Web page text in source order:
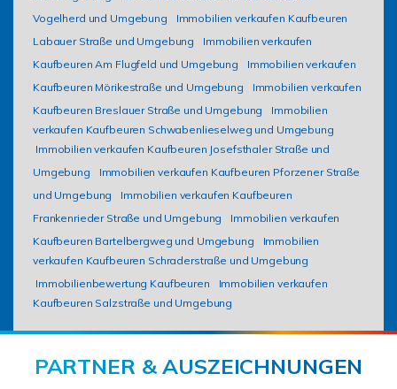
Vogelherd und Umgebung
Immobilien verkaufen Kaufbeuren
Labauer Straße und Umgebung
Immobilien verkaufen
Kaufbeuren Am Flugfeld und Umgebung
Immobilien verkaufen
Kaufbeuren Mörikestraße und Umgebung
Immobilien verkaufen
Kaufbeuren Breslauer Straße und Umgebung
Immobilien
verkaufen Kaufbeuren Schwabenlieselweg und Umgebung
Immobilien verkaufen Kaufbeuren Josefsthaler Straße und
Umgebung
Immobilien verkaufen Kaufbeuren Pforzener Straße
und Umgebung
Immobilien verkaufen Kaufbeuren
Frankenrieder Straße und Umgebung
Immobilien verkaufen
Kaufbeuren Bartelbergweg und Umgebung
Immobilien
verkaufen Kaufbeuren Schraderstraße und Umgebung
Immobilienbewertung Kaufbeuren
Immobilien verkaufen
Kaufbeuren Salzstraße und Umgebung
PARTNER & AUSZEICHNUNGEN